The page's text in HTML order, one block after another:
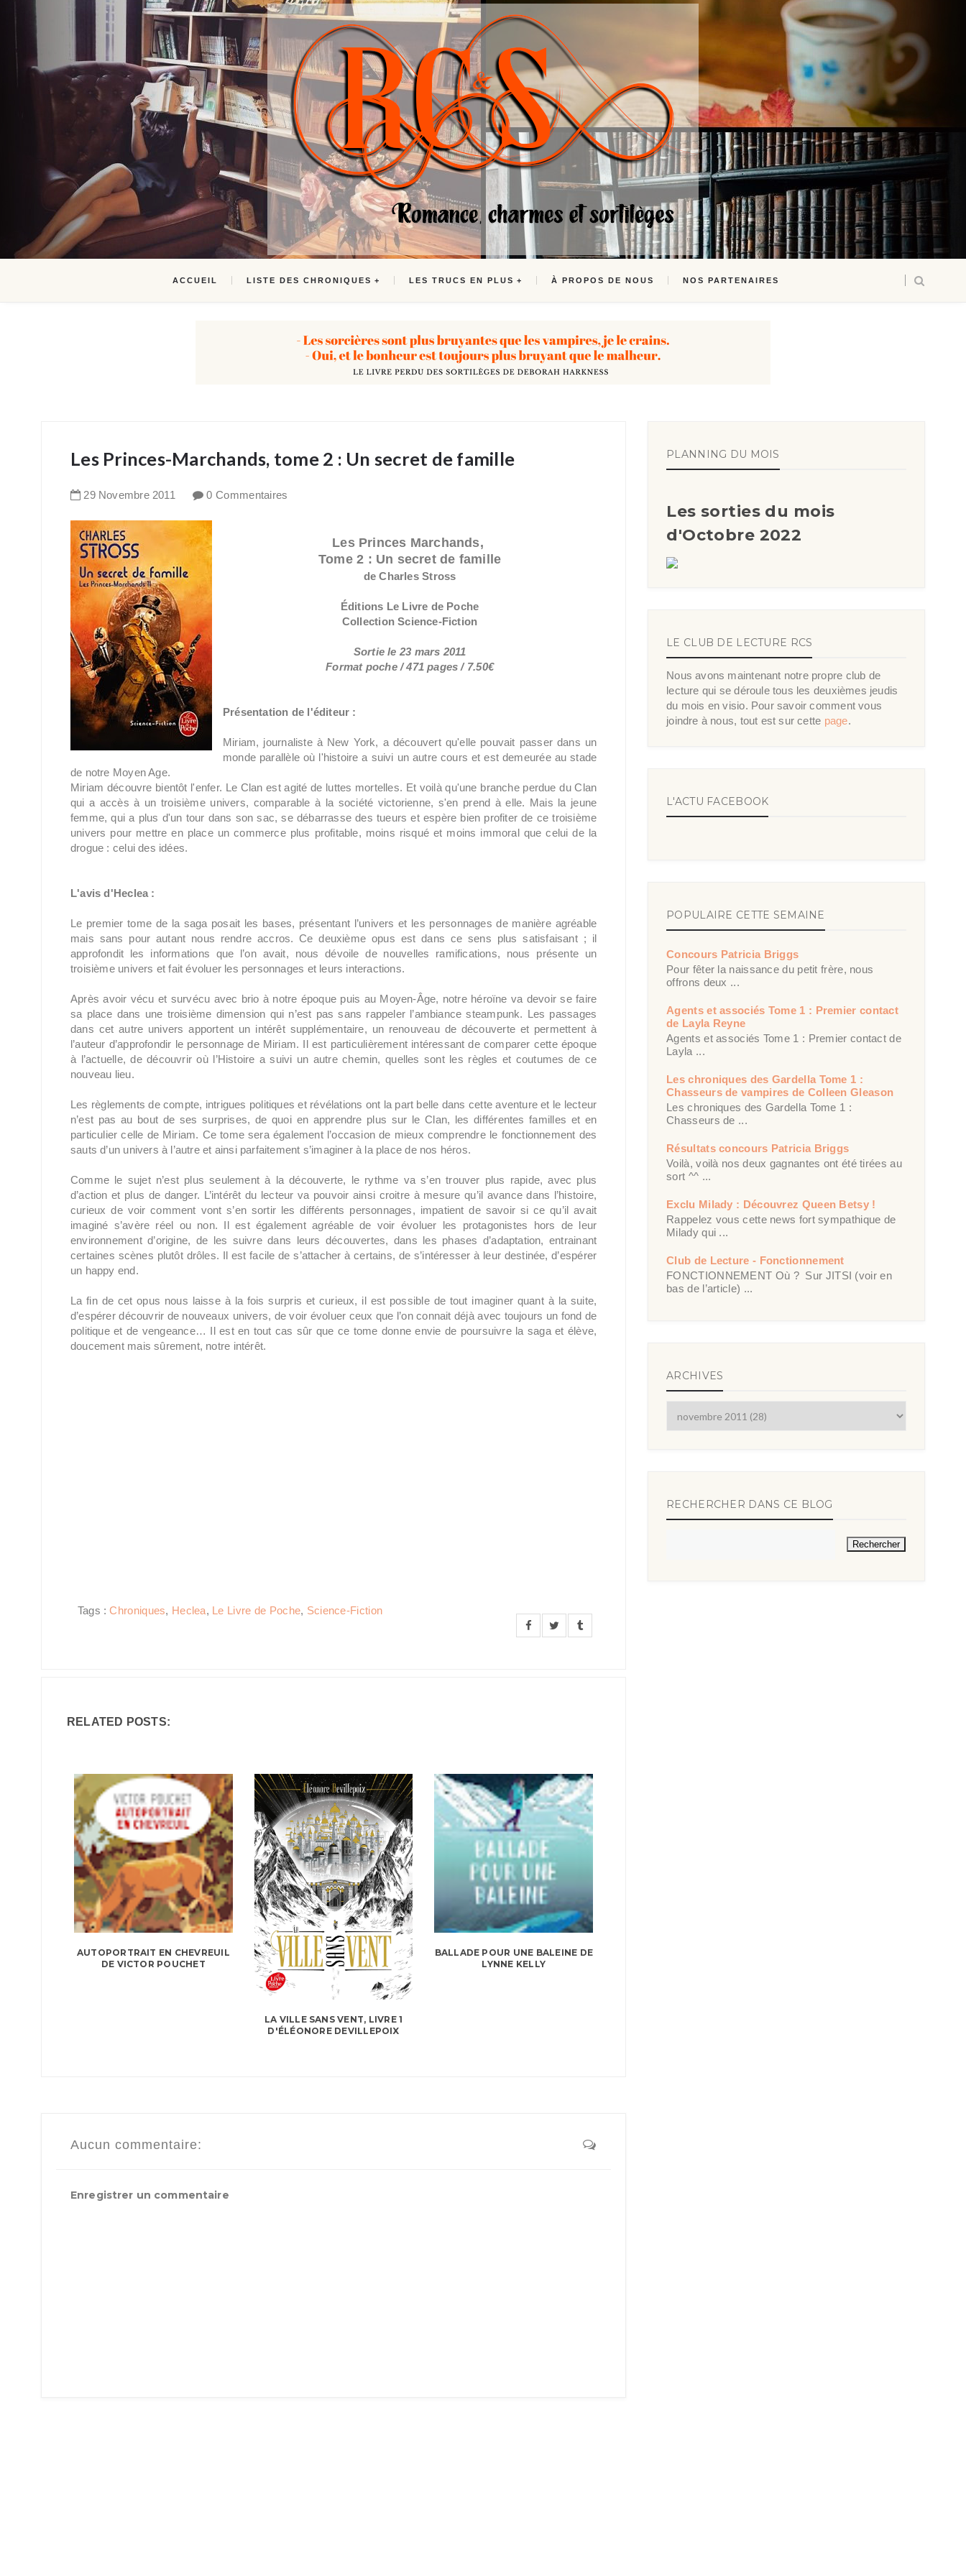
ACCUEIL LISTE DES CHRONIQUES LES TRUCS EN PLUS À PROPOS DE NOUS NOS PARTENAIRES
Les Princes-Marchands, tome 2 : Un secret de famille
29 Novembre 2011 0 Commentaires
Les Princes Marchands,
Tome 2 : Un secret de famille
de Charles Stross
Éditions Le Livre de Poche
Collection Science-Fiction
Sortie le 23 mars 2011
Format poche / 471 pages / 7.50€
Présentation de l'éditeur :
Miriam, journaliste à New York, a découvert qu'elle pouvait passer dans un
monde parallèle où l'histoire a suivi un autre cours et est demeurée au stade
de notre Moyen Age.
Miriam découvre bientôt l'enfer. Le Clan est agité de luttes mortelles. Et voilà qu'une branche perdue du Clan
qui a accès à un troisième univers, comparable à la société victorienne, s'en prend à elle. Mais la jeune
femme, qui a plus d'un tour dans son sac, se débarrasse des tueurs et espère bien profiter de ce troisième
univers pour mettre en place un commerce plus profitable, moins risqué et moins immoral que celui de la
drogue : celui des idées.
L'avis d'Heclea :
Le premier tome de la saga posait les bases, présentant l’univers et les personnages de manière agréable
mais sans pour autant nous rendre accros. Ce deuxième opus est dans ce sens plus satisfaisant ; il
approfondit les informations que l’on avait, nous dévoile de nouvelles ramifications, nous présente un
troisième univers et fait évoluer les personnages et leurs interactions.
Après avoir vécu et survécu avec brio à notre époque puis au Moyen-Âge, notre héroïne va devoir se faire
sa place dans une troisième dimension qui n’est pas sans rappeler l’ambiance steampunk. Les passages
dans cet autre univers apportent un intérêt supplémentaire, un renouveau de découverte et permettent à
l’auteur d’approfondir le personnage de Miriam. Il est particulièrement intéressant de comparer cette époque
à l’actuelle, de découvrir où l’Histoire a suivi un autre chemin, quelles sont les règles et coutumes de ce
nouveau lieu.
Les règlements de compte, intrigues politiques et révélations ont la part belle dans cette aventure et le lecteur
n’est pas au bout de ses surprises, de quoi en apprendre plus sur le Clan, les différentes familles et en
particulier celle de Miriam. Ce tome sera également l’occasion de mieux comprendre le fonctionnement des
sauts d’un univers à l’autre et ainsi parfaitement s’imaginer à la place de nos héros.
Comme le sujet n’est plus seulement à la découverte, le rythme va s’en trouver plus rapide, avec plus
d’action et plus de danger. L’intérêt du lecteur va pouvoir ainsi croitre à mesure qu’il avance dans l’histoire,
curieux de voir comment vont s’en sortir les différents personnages, impatient de savoir si ce qu’il avait
imaginé s’avère réel ou non. Il est également agréable de voir évoluer les protagonistes hors de leur
environnement d’origine, de les suivre dans leurs découvertes, dans les phases d’adaptation, entrainant
certaines scènes plutôt drôles. Il est facile de s’attacher à certains, de s’intéresser à leur destinée, d’espérer
un happy end.
La fin de cet opus nous laisse à la fois surpris et curieux, il est possible de tout imaginer quant à la suite,
d’espérer découvrir de nouveaux univers, de voir évoluer ceux que l’on connait déjà avec toujours un fond de
politique et de vengeance… Il est en tout cas sûr que ce tome donne envie de poursuivre la saga et élève,
doucement mais sûrement, notre intérêt.
Tags :Chroniques, Heclea, Le Livre de Poche, Science-Fiction
RELATED POSTS:
AUTOPORTRAIT EN CHEVREUIL
DE VICTOR POUCHET
LA VILLE SANS VENT, LIVRE 1
D'ÉLÉONORE DEVILLEPOIX
BALLADE POUR UNE BALEINE DE
LYNNE KELLY
Aucun commentaire:
Enregistrer un commentaire
PLANNING DU MOIS
Les sorties du mois
d'Octobre 2022
LE CLUB DE LECTURE RCS
Nous avons maintenant notre propre club de
lecture qui se déroule tous les deuxièmes jeudis
du mois en visio. Pour savoir comment vous
joindre à nous, tout est sur cette page.
L'ACTU FACEBOOK
POPULAIRE CETTE SEMAINE
Concours Patricia Briggs
Pour fêter la naissance du petit frère, nous
offrons deux ...
Agents et associés Tome 1 : Premier contact
de Layla Reyne
Agents et associés Tome 1 : Premier contact de
Layla ...
Les chroniques des Gardella Tome 1 :
Chasseurs de vampires de Colleen Gleason
Les chroniques des Gardella Tome 1 :
Chasseurs de ...
Résultats concours Patricia Briggs
Voilà, voilà nos deux gagnantes ont été tirées au
sort ^^ ...
Exclu Milady : Découvrez Queen Betsy !
Rappelez vous cette news fort sympathique de
Milady qui ...
Club de Lecture - Fonctionnement
FONCTIONNEMENT Où ? Sur JITSI (voir en
bas de l’article) ...
ARCHIVES
RECHERCHER DANS CE BLOG